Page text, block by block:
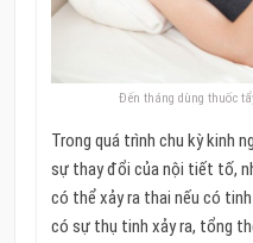
Đến tháng dùng thuốc
Trong quá trình chu kỳ kinh
sự thay đổi của nội tiết tố,
có thể xảy ra thai nếu có
có sự thụ tinh xảy ra, tổng